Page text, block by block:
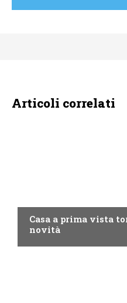
Articoli correlati
Casa a prima vista
novità